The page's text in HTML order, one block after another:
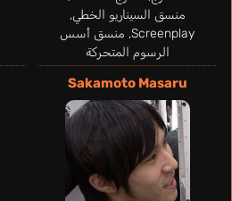
منسق السيناريو الخطي,
Screenplay, منسق أسس
الرسوم المتحركة
Sakamoto Masaru